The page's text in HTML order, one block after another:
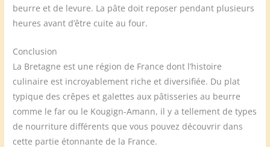
beurre et de levure. La pâte doit reposer pendant plusieurs
heures avant d’être cuite au four.
Conclusion
La Bretagne est une région de France dont l’histoire
culinaire est incroyablement riche et diversifiée. Du plat
typique des crêpes et galettes aux pâtisseries au beurre
comme le far ou le Kougign-Amann, il y a tellement de types
de nourriture différents que vous pouvez découvrir dans
cette partie étonnante de la France.